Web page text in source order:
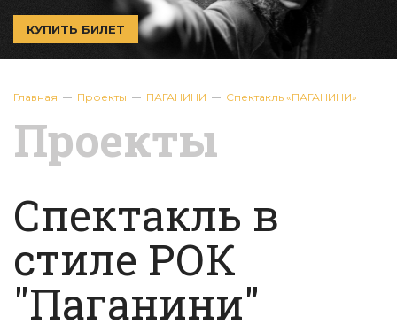
КУПИТЬ БИЛЕТ
Главная Проекты ПАГАНИНИ Спектакль «ПАГАНИНИ»
Проекты
Спектакль в
стиле РОК
"Паганини"